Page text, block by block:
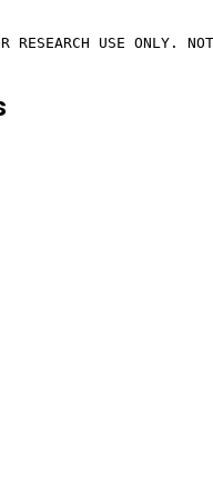
RESEARCH USE ONLY.